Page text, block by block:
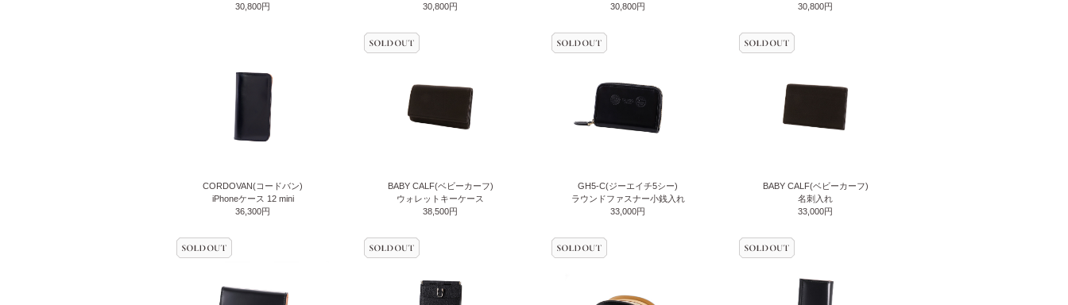
30,800円
30,800円
30,800円
30,800円
CORDOVAN(コードバン)
iPhoneケース 12 mini
36,300円
BABY CALF(ベビーカーフ)
ウォレットキーケース
38,500円
GH5-C(ジーエイチ5シー)
ラウンドファスナー小銭入れ
33,000円
BABY CALF(ベビーカーフ)
名刺入れ
33,000円